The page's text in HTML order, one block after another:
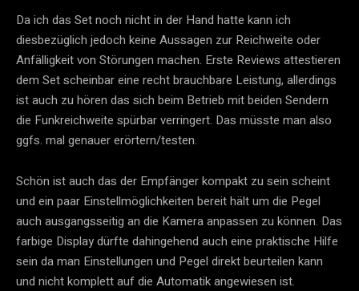
Da ich das Set noch nicht in der Hand hatte kann ich
diesbezüglich jedoch keine Aussagen zur Reichweite oder
Anfälligkeit von Störungen machen. Erste Reviews attestieren
dem Set scheinbar eine recht brauchbare Leistung, allerdings
ist auch zu hören das sich beim Betrieb mit beiden Sendern
die Funkreichweite spürbar verringert. Das müsste man also
ggfs. mal genauer erörtern/testen.
Schön ist auch das der Empfänger kompakt zu sein scheint
und ein paar Einstellmöglichkeiten bereit hält um die Pegel
auch ausgangsseitig an die Kamera anpassen zu können. Das
farbige Display dürfte dahingehend auch eine praktische Hilfe
sein da man Einstellungen und Pegel direkt beurteilen kann
und nicht komplett auf die Automatik angewiesen ist.